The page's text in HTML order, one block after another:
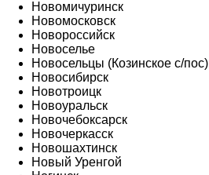
Новомичуринск
Новомосковск
Новороссийск
Новоселье
Новосельцы (Козинское с/пос)
Новосибирск
Новотроицк
Новоуральск
Новочебоксарск
Новочеркасск
Новошахтинск
Новый Уренгой